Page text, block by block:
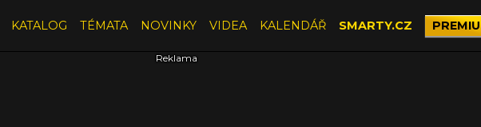
KATALOG TÉMATA NOVINKY VIDEA KALENDÁŘ SMARTY.CZ